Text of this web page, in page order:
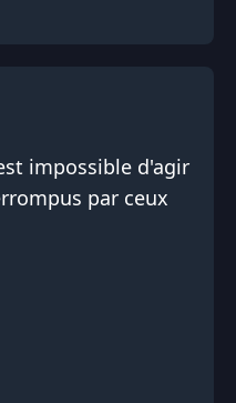
impossible d'agir
par ceux